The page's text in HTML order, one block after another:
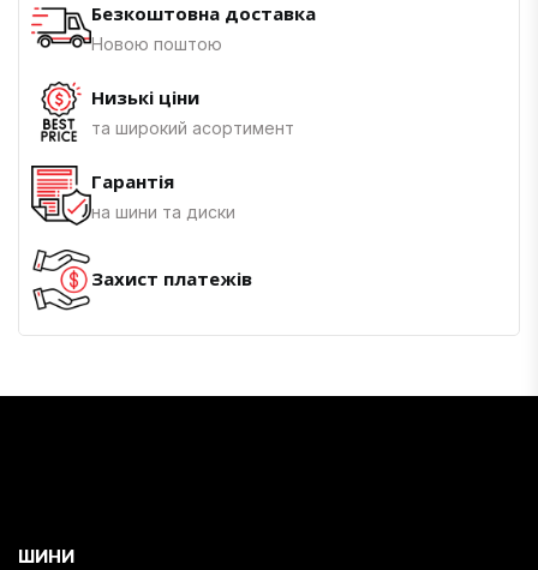
Безкоштовна доставка
Новою поштою
Низькі ціни
та широкий асортимент
Гарантія
на шини та диски
Захист платежів
ШИНИ